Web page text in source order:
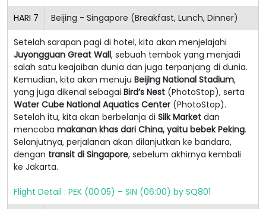
HARI 7 Beijing - Singapore (Breakfast, Lunch, Dinner)
Setelah sarapan pagi di hotel, kita akan menjelajahi
Juyongguan Great Wall, sebuah tembok yang menjadi
salah satu keajaiban dunia dan juga terpanjang di dunia.
Kemudian, kita akan menuju Beijing National Stadium,
yang juga dikenal sebagai Bird’s Nest (PhotoStop), serta
Water Cube National Aquatics Center (PhotoStop).
Setelah itu, kita akan berbelanja di Silk Market dan
mencoba makanan khas dari China, yaitu bebek Peking.
Selanjutnya, perjalanan akan dilanjutkan ke bandara,
dengan transit di Singapore, sebelum akhirnya kembali
ke Jakarta.
Flight Detail : PEK (00:05) – SIN (06:00) by SQ801